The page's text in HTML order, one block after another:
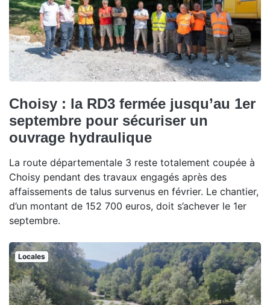
Choisy : la RD3 fermée jusqu’au 1er
septembre pour sécuriser un
ouvrage hydraulique
La route départementale 3 reste totalement coupée à
Choisy pendant des travaux engagés après des
affaissements de talus survenus en février. Le chantier,
d’un montant de 152 700 euros, doit s’achever le 1er
septembre.
Locales